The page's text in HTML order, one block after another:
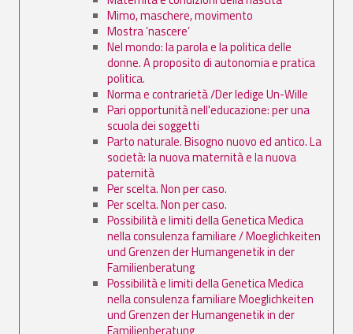
Mimo, maschere, movimento
Mostra ’nascere’
Nel mondo: la parola e la politica delle
donne. A proposito di autonomia e pratica
politica.
Norma e contrarietà /Der ledige Un-Wille
Pari opportunità nell'educazione: per una
scuola dei soggetti
Parto naturale. Bisogno nuovo ed antico. La
società: la nuova maternità e la nuova
paternità
Per scelta. Non per caso.
Per scelta. Non per caso.
Possibilità e limiti della Genetica Medica
nella consulenza familiare / Moeglichkeiten
und Grenzen der Humangenetik in der
Familienberatung
Possibilità e limiti della Genetica Medica
nella consulenza familiare Moeglichkeiten
und Grenzen der Humangenetik in der
Familienberatung